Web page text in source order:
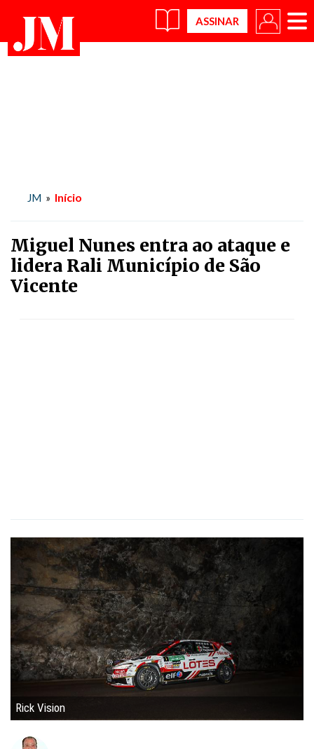
×
JM » Início
Miguel Nunes entra ao ataque e
lidera Rali Município de São
Vicente
Rick Vision